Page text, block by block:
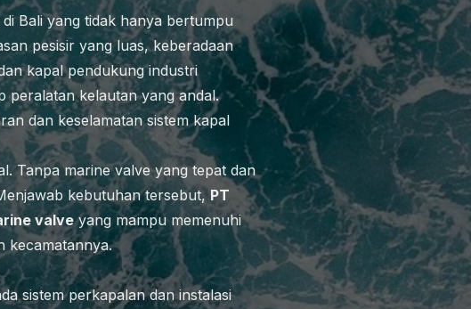
Bali yang tidak hanya bertumpu
pesisir yang luas, keberadaan
kapal pendukung industri
peralatan kelautan yang andal.
dan keselamatan sistem kapal
Tanpa marine valve yang tepat dan
kebutuhan tersebut, PT
valveyang mampu memenuhi
kecamatannya.
sistem perkapalan dan instalasi